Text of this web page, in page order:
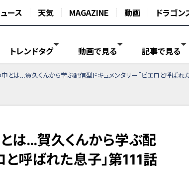
ース 天気 MAGAZINE 動画 ドラゴン
トレンドタグ 動画で見る 記事で見る
とは…賀久くんから学ぶ配信型ドキュメンタリー「ピエロと呼ばれ
は…賀久くんから学ぶ配
と呼ばれた息子」第111話